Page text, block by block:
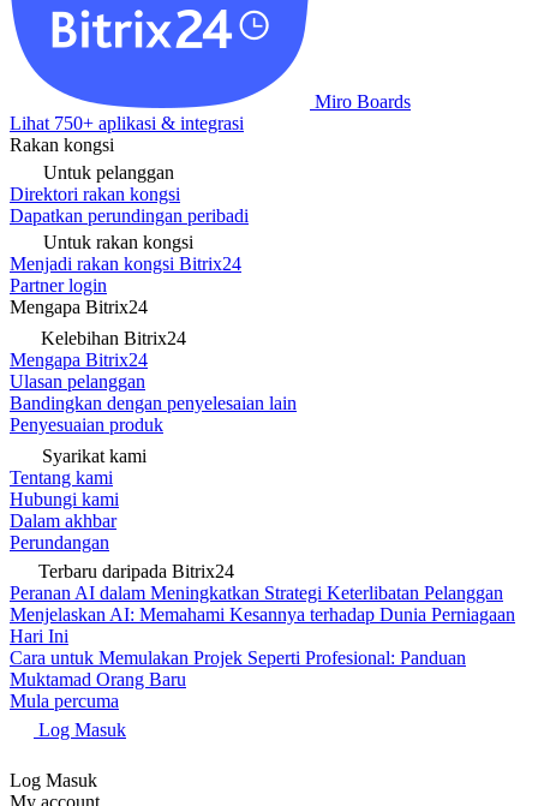
Miro Boards
Lihat 750+ aplikasi & integrasi
Rakan kongsi
Untuk pelanggan
Direktori rakan kongsi
Dapatkan perundingan peribadi
Untuk rakan kongsi
Menjadi rakan kongsi Bitrix24
Partner login
Mengapa Bitrix24
Kelebihan Bitrix24
Mengapa Bitrix24
Ulasan pelanggan
Bandingkan dengan penyelesaian lain
Penyesuaian produk
Syarikat kami
Tentang kami
Hubungi kami
Dalam akhbar
Perundangan
Terbaru daripada Bitrix24
Peranan AI dalam Meningkatkan Strategi Keterlibatan Pelanggan
Menjelaskan AI: Memahami Kesannya terhadap Dunia Perniagaan
Hari Ini
Cara untuk Memulakan Projek Seperti Profesional: Panduan
Muktamad Orang Baru
Mula percuma
Log Masuk
Log Masuk
My account